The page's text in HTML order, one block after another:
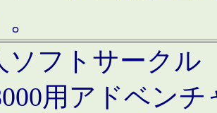
ソフトサークル
用アドベン